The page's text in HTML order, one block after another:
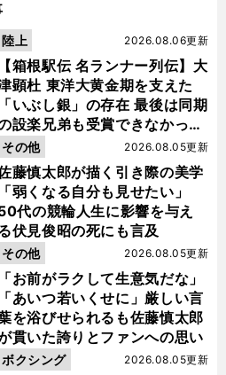
【箱根駅伝 名ランナー列伝】大
顕杜 東洋大黄金期を支えた
「いぶし銀」の存在 最後は同期
設楽兄弟も受賞できなかった
金栗杯に輝く
2026.08.06更新
陸上
藤慎太郎が描く引き際の美学
「弱くなる自分も見せたい」
代の競輪人生に影響を与え
伏見俊昭の死にも言及
2026.08.05更新
その他
「お前がラクして生意気だな」
「あいつ若いくせに」厳しい言
を浴びせられるも佐藤慎太郎
貫いた誇りとファンへの思い
2026.08.05更新
その他
2026.08.05更新
ボクシング